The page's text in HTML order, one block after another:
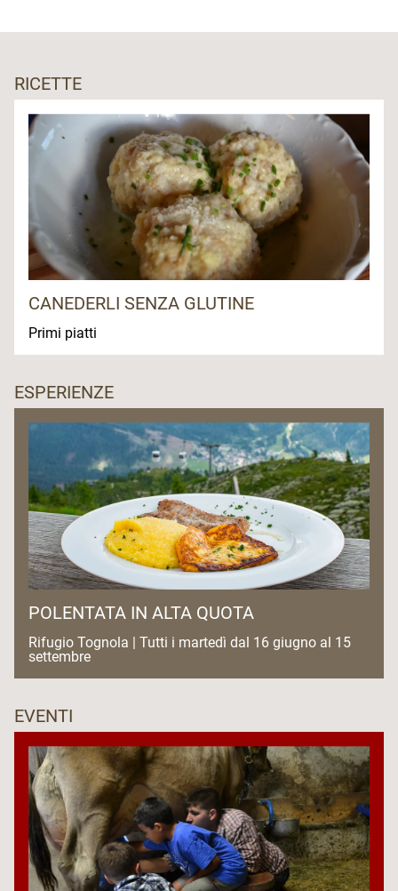
RICETTE
CANEDERLI SENZA GLUTINE
Primi piatti
ESPERIENZE
POLENTATA IN ALTA QUOTA
Rifugio Tognola | Tutti i martedì dal 16 giugno al 15
settembre
EVENTI